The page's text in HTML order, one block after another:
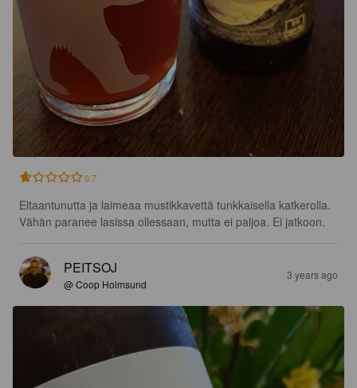
0.7
Eltaantunutta ja laimeaa mustikkavettä tunkkaisella katkerolla.
Vähän paranee lasissa ollessaan, mutta ei paljoa. Ei jatkoon.
PEITSOJ
@ Coop Holmsund
3 years ago